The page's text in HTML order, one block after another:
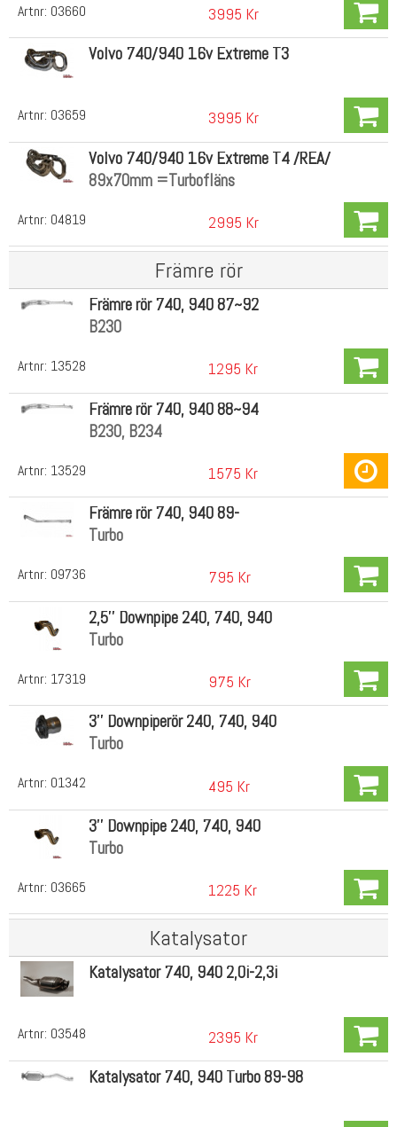
Artnr: 03660 3995 Kr
Artnr: 03659
Volvo 740/940 16v Extreme T3
3995 Kr
Artnr: 04819
Volvo 740/940 16v Extreme T4 /REA/
89x70mm =Turbofläns
2995 Kr
Främre rör
Artnr: 13528
Främre rör 740, 940 87~92
B230
1295 Kr
Artnr: 13529
Främre rör 740, 940 88~94
B230, B234
1575 Kr
Artnr: 09736
Främre rör 740, 940 89-
Turbo
795 Kr
Artnr: 17319
2,5'' Downpipe 240, 740, 940
Turbo
975 Kr
Artnr: 01342
3'' Downpiperör 240, 740, 940
Turbo
495 Kr
Artnr: 03665
3'' Downpipe 240, 740, 940
Turbo
1225 Kr
Katalysator
Artnr: 03548
Katalysator 740, 940 2,0i-2,3i
2395 Kr
Katalysator 740, 940 Turbo 89-98